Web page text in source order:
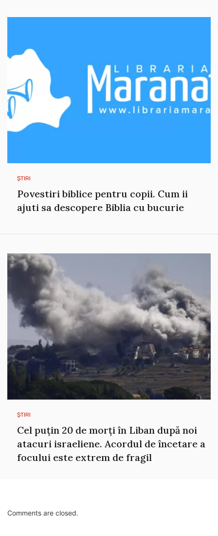
ȘTIRI
Povestiri biblice pentru copii. Cum ii
ajuti sa descopere Biblia cu bucurie
ȘTIRI
Cel puțin 20 de morți în Liban după noi
atacuri israeliene. Acordul de încetare a
focului este extrem de fragil
Comments are closed.